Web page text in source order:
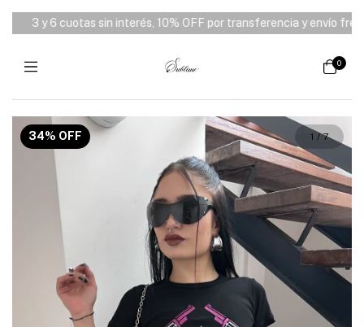
3 y 6 cuotas sin interés, 10% OFF por transferencia y envío free
0
34% OFF 1 /7